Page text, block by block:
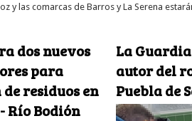
y las comarcas de Barros y La Serena
dos nuevos
para
residuos en
Río Bodión
La
autor del
Puebla de